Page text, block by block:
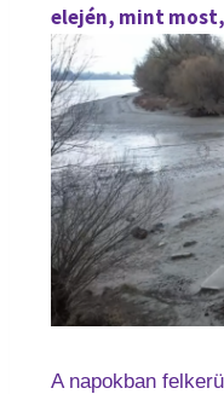
elején, mint
A napokban